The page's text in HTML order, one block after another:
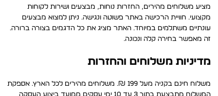
מציע משלוחים מהירים, החזרות נוחות, מבצעים ושירות לקוחות
מקצועי. חוויית הרכישה באתר פשוטה ונגישה. ניתן למצוא מבצעים
עונתיים משתלמים במיוחד. האתר מציג את כל הדגמים בצורה ברורה.
זה מאפשר בחירה קלה ונכונה.
מדיניות משלוחים והחזרות
משלוח חינם בקניה מעל 199 ₪. משלוחים מהירים לכל הארץ. אספקת
המשלוח מתבצעת בתוך 3 עד 10 ימי עסקים ממועד ביצוע העסקה